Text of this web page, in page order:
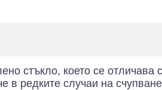
стъкло, което се отличава
в редките случаи на